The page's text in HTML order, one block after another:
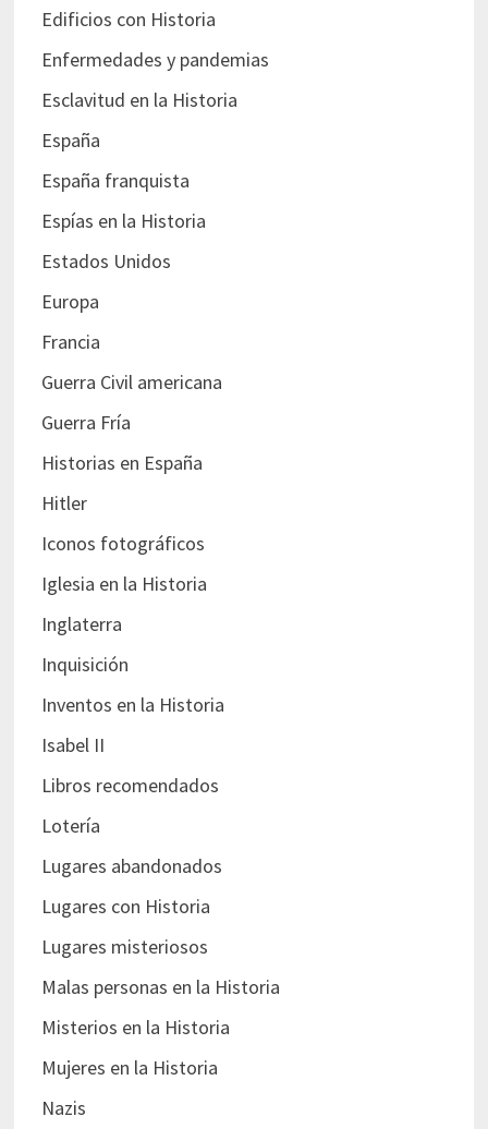
Edificios con Historia
Enfermedades y pandemias
Esclavitud en la Historia
España
España franquista
Espías en la Historia
Estados Unidos
Europa
Francia
Guerra Civil americana
Guerra Fría
Historias en España
Hitler
Iconos fotográficos
Iglesia en la Historia
Inglaterra
Inquisición
Inventos en la Historia
Isabel II
Libros recomendados
Lotería
Lugares abandonados
Lugares con Historia
Lugares misteriosos
Malas personas en la Historia
Misterios en la Historia
Mujeres en la Historia
Nazis